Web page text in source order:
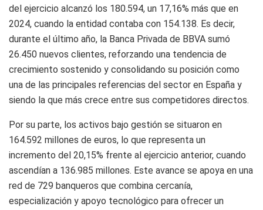
del ejercicio alcanzó los 180.594, un 17,16% más que en
2024, cuando la entidad contaba con 154.138. Es decir,
durante el último año, la Banca Privada de BBVA sumó
26.450 nuevos clientes, reforzando una tendencia de
crecimiento sostenido y consolidando su posición como
una de las principales referencias del sector en España y
siendo la que más crece entre sus competidores directos.
Por su parte, los activos bajo gestión se situaron en
164.592 millones de euros, lo que representa un
incremento del 20,15% frente al ejercicio anterior, cuando
ascendían a 136.985 millones. Este avance se apoya en una
red de 729 banqueros que combina cercanía,
especialización y apoyo tecnológico para ofrecer un